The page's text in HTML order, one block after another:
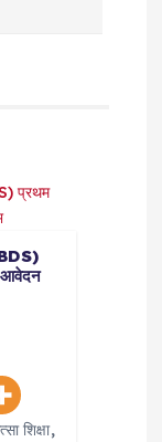
आवेदन
शिक्षा,